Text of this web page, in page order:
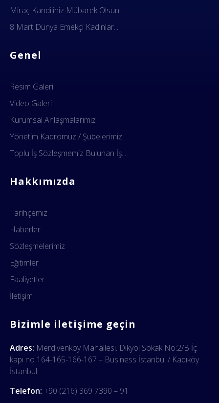
Miraç Kandiliniz Mübarek Olsun
8 Mart Dünya Emekçi Kadınlar...
Genel
Resim Galeri
Video Galeri
Kurumsal Anlaşmalarımız
Yönetim Kadromuz / Şubelerimiz
Toplu İş Sözleşmemiz Bulunan İş...
Hakkımızda
Tarihçemiz
Haberler
Sözleşmelerimiz
Eğitimler
Faaliyetler
İletişim
Bizimle iletişime geçin
Adres: Merdivenköy Mahallesi. Dikyol Sokak No:2/B İç
kapı no 164-165-166-167 – Business İstanbul / Kadıköy
İstanbul
Telefon: +90 (216) 369 7390 – 91